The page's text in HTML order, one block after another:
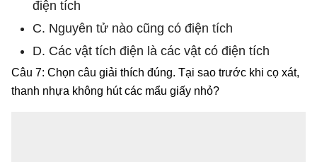
điện tích
C. Nguyên tử nào cũng có điện tích
D. Các vật tích điện là các vật có điện tích
Câu 7: Chọn câu giải thích đúng. Tại sao trước khi cọ xát,
thanh nhựa không hút các mẩu giấy nhỏ?